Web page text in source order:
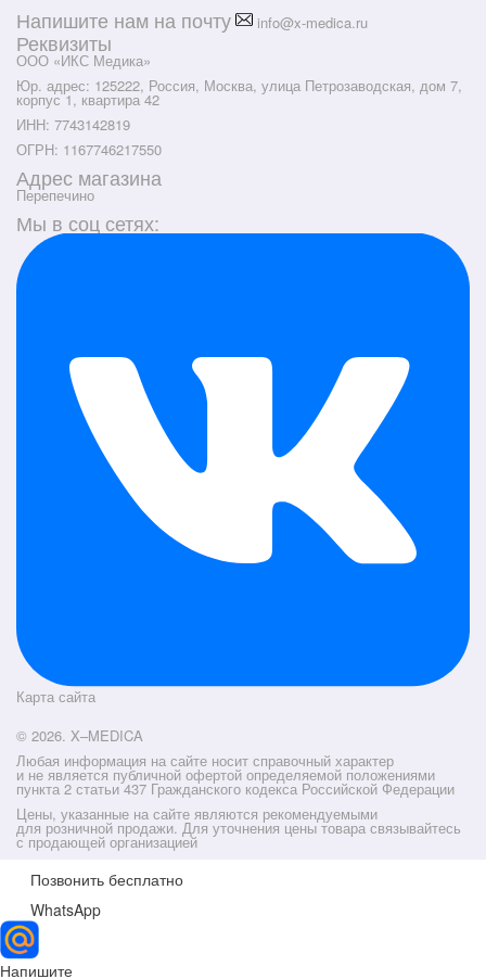
Напишите нам на почту info@x-medica.ru
Реквизиты
ООО «ИКС Медика»
Юр. адрес: 125222, Россия, Москва, улица Петрозаводская, дом 7,
корпус 1, квартира 42
ИНН: 7743142819
ОГРН: 1167746217550
Адрес магазина
Перепечино
Мы в соц сетях:
Карта сайта
© 2026. X–MEDICA
Любая информация на сайте носит справочный характер
и не является публичной офертой определяемой положениями
пункта 2 статьи 437 Гражданского кодекса Российской Федерации
Цены, указанные на сайте являются рекомендуемыми
для розничной продажи. Для уточнения цены товара связывайтесь
с продающей организацией
Позвонить бесплатно
WhatsApp
Напишите